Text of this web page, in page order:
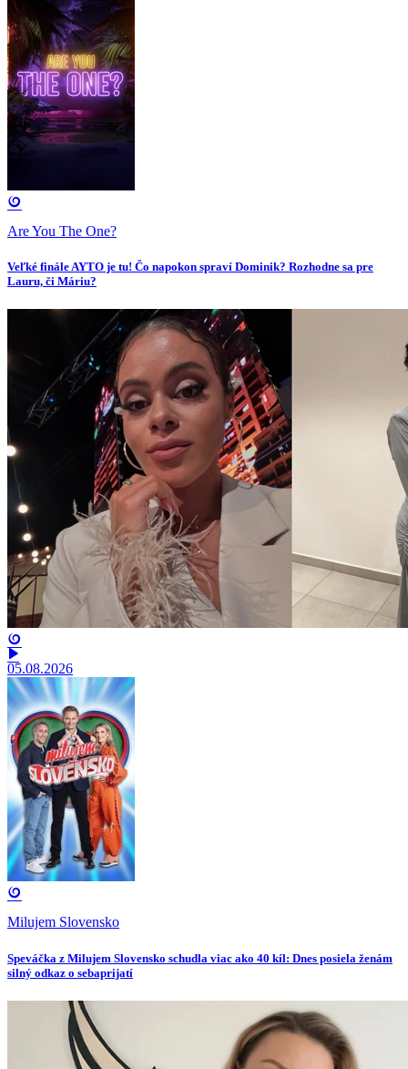
Are You The One?
Veľké finále AYTO je tu! Čo napokon spraví Dominik? Rozhodne sa pre
Lauru, či Máriu?
05.08.2026
Milujem Slovensko
Speváčka z Milujem Slovensko schudla viac ako 40 kíl: Dnes posiela ženám
silný odkaz o sebaprijatí